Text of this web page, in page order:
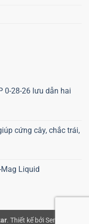
0-28-26 lưu dẫn hai
cứng cây, chắc trái,
Liquid
. Thiết kế bởi Semnix